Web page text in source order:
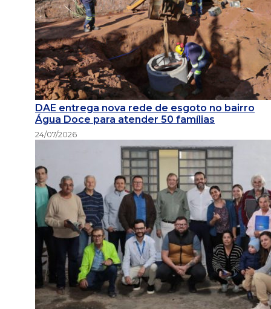
DAE entrega nova rede de esgoto no bairro
Água Doce para atender 50 famílias
24/07/2026